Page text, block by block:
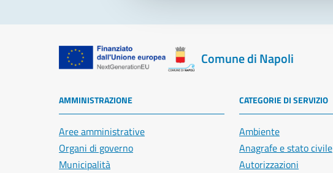
Comune di Napoli
AMMINISTRAZIONE
Aree amministrative
Organi di governo
Municipalità
CATEGORIE DI SERVIZIO
Ambiente
Anagrafe e stato civile
Autorizzazioni